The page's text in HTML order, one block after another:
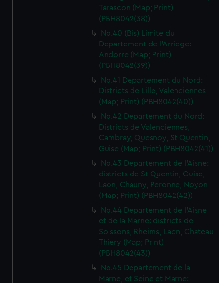
Tarascon (Map; Print)
(PBH8042(38))
No.40 (Bis) Limite du
Departement de l'Arriege:
Andorre (Map; Print)
(PBH8042(39))
No.41 Departement du Nord:
Districts de Lille, Valenciennes
(Map; Print) (PBH8042(40))
No.42 Departement du Nord:
Districts de Valenciennes,
Cambray, Quesnoy, St Quentin,
Guise (Map; Print) (PBH8042(41))
No.43 Departement de l'Aisne:
districts de St Quentin, Guise,
Laon, Chauny, Peronne, Noyon
(Map; Print) (PBH8042(42))
No.44 Departement de l'Aisne
et de la Marne: districts de
Soissons, Rheims, Laon, Chateau
Thiery (Map; Print)
(PBH8042(43))
No.45 Departement de la
Marne, et Seine et Marne: